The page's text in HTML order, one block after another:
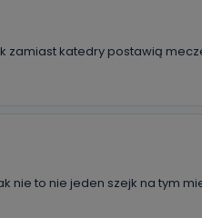
zamiast katedry postawią
nie to nie jeden szejk na tym